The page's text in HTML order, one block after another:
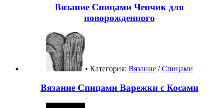
Вязание Спицами Чепчик для
новорожденного
• Категория: Вязание/Спицами
Вязание Спицами Варежки с Косами